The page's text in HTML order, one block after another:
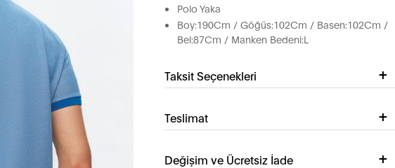
Polo Yaka
Boy:190Cm / Göğüs:102Cm / Basen:102Cm /
Bel:87Cm / Manken Bedeni:L
Taksit Seçenekleri
Teslimat
Değişim ve Ücretsiz İade